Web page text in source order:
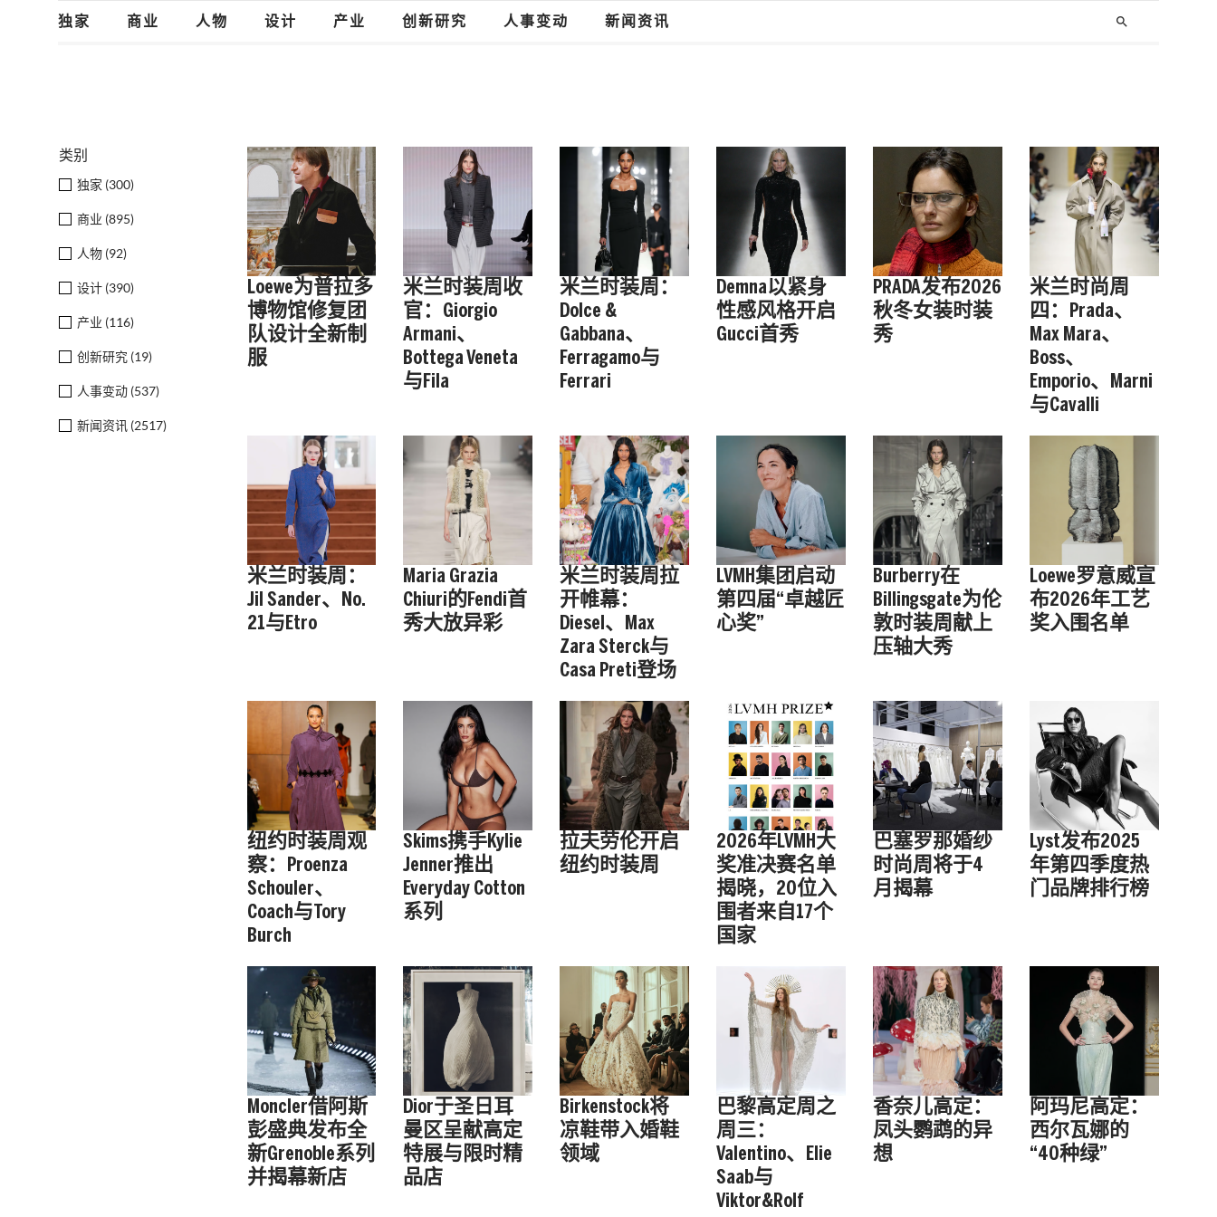
独家 商业 人物 设计 产业 创新研究 人事变动 新闻资讯 search
类别
独家 (300)
商业 (895)
人物 (92)
设计 (390)
产业 (116)
创新研究 (19)
人事变动 (537)
新闻资讯 (2517)
Loewe为普拉多
博物馆修复团
队设计全新制
服
米兰时装周收
官：Giorgio
Armani、
Bottega Veneta
与Fila
米兰时装周：
Dolce &
Gabbana、
Ferragamo与
Ferrari
Demna以紧身
性感风格开启
Gucci首秀
PRADA发布2026
秋冬女装时装
秀
米兰时尚周
四：Prada、
Max Mara、
Boss、
Emporio、Marni
与Cavalli
米兰时装周：
Jil Sander、No.
21与Etro
Maria Grazia
Chiuri的Fendi首
秀大放异彩
米兰时装周拉
开帷幕：
Diesel、Max
Zara Sterck与
Casa Preti登场
LVMH集团启动
第四届“卓越匠
心奖”
Burberry在
Billingsgate为伦
敦时装周献上
压轴大秀
Loewe罗意威宣
布2026年工艺
奖入围名单
纽约时装周观
察：Proenza
Schouler、
Coach与Tory
Burch
Skims携手Kylie
Jenner推出
Everyday Cotton
系列
拉夫劳伦开启
纽约时装周
2026年LVMH大
奖准决赛名单
揭晓，20位入
围者来自17个
国家
巴塞罗那婚纱
时尚周将于4
月揭幕
Lyst发布2025
年第四季度热
门品牌排行榜
Moncler借阿斯
彭盛典发布全
新Grenoble系列
并揭幕新店
Dior于圣日耳
曼区呈献高定
特展与限时精
品店
Birkenstock将
凉鞋带入婚鞋
领域
巴黎高定周之
周三：
Valentino、Elie
Saab与
Viktor&Rolf
香奈儿高定：
凤头鹦鹉的异
想
阿玛尼高定：
西尔瓦娜的
“40种绿”